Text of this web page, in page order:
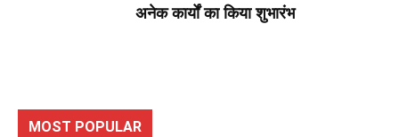
अनेक कार्यों का किया शुभारंभ
MOST POPULAR